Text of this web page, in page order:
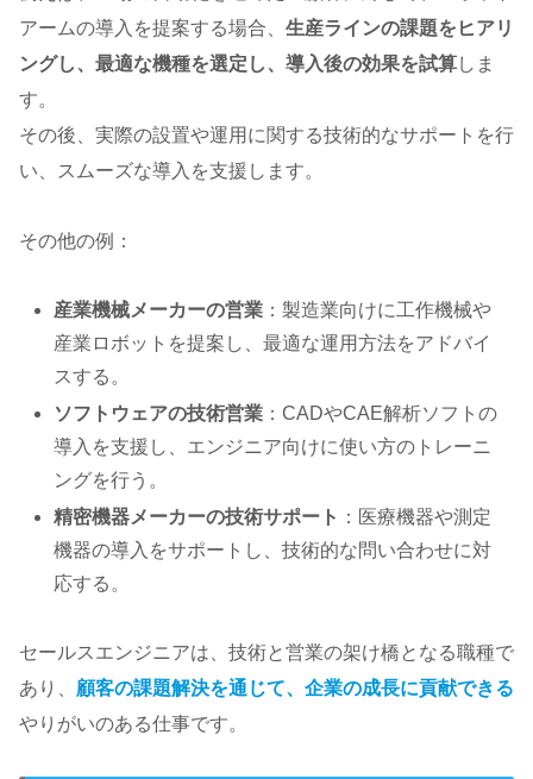
アームの導入を提案する場合、 生産ラインの課題をヒアリ
ングし、最適な機種を選定し、導入後の効果を試算しま
す。
その後、実際の設置や運用に関する技術的なサポートを行
い、スムーズな導入を支援します。
その他の例：
産業機械メーカーの営業 ：製造業向けに工作機械や
産業ロボットを提案し、最適な運用方法をアドバイ
スする。
ソフトウェアの技術営業 ：CADやCAE解析ソフトの
導入を支援し、エンジニア向けに使い方のトレーニ
ングを行う。
精密機器メーカーの技術サポート ：医療機器や測定
機器の導入をサポートし、技術的な問い合わせに対
応する。
セールスエンジニアは、技術と営業の架け橋となる職種で
あり、 顧客の課題解決を通じて、企業の成長に貢献できる
やりがいのある仕事です。